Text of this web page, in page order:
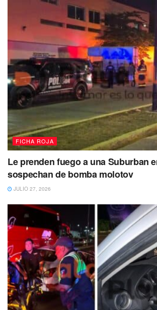
FICHA ROJA
Le prenden fuego a una Suburban
sospechan de bomba molotov
JULIO 27, 2026